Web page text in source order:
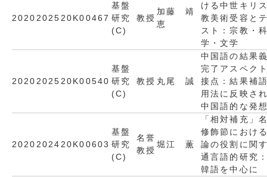
2020 2025 20K00467
基盤
研究
(C)
教授
加藤 靖
恵
ける中世キリ
教美術受容と
スト：宗教・
学・文学
2020 2025 20K00540
基盤
研究
(C)
教授 丸尾 誠
中国語の結果
完了アスペク
接点：結果補
用法に反映さ
中国語的な発
2020 2024 20K00603
基盤
研究
(C)
名誉
教授
堀江 薫
「相対補充」
修飾節におけ
論の役割に関
通言語的研究
韓語を中心に